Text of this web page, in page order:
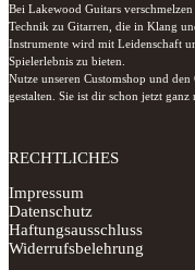
Bei Lakewood Guitars
Technik zu Gitarren, die in Klang
Instrumente wird mit Leidenschaft
Spielerlebnis zu bieten.
Nutze unseren Customshop und
gestalten. Sie ist dir schon jetzt ganz
RECHTLICHES
Impressum
Datenschutz
Haftungsausschluss
Widerrufsbelehrung